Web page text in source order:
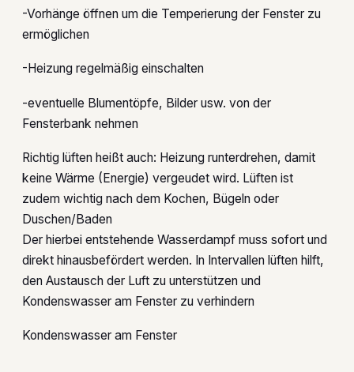
-Vorhänge öffnen um die Temperierung der Fenster zu
ermöglichen
-Heizung regelmäßig einschalten
-eventuelle Blumentöpfe, Bilder usw. von der
Fensterbank nehmen
Richtig lüften heißt auch: Heizung runterdrehen, damit
keine Wärme (Energie) vergeudet wird. Lüften ist
zudem wichtig nach dem Kochen, Bügeln oder
Duschen/Baden
Der hierbei entstehende Wasserdampf muss sofort und
direkt hinausbefördert werden. In Intervallen lüften hilft,
den Austausch der Luft zu unterstützen und
Kondenswasser am Fenster zu verhindern
Kondenswasser am Fenster